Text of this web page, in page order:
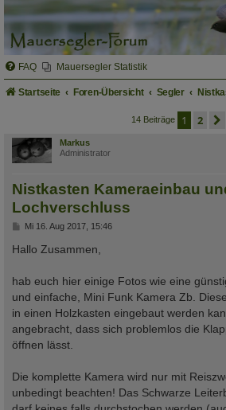
FAQ Mauersegler Statistik
Startseite Foren-Übersicht Segler
14 Beiträge 1 2
Markus
Administrator
Nistkasten Kameraeinbau
Lochverschluss
B
i
t
a
g
Mi 16. Aug 2017, 15:46
Hallo Zusammen,
hab euch hier einige Fotos wie eine
und einfache, Mini Funk Kamera Zb. Diese
in einen Holzkasten eingebaut werden
angebracht, dass sich problemlos die
öffnen lässt.
Die komplette Kamera wird nur mit
unbedingt beachten! Das Schwarze